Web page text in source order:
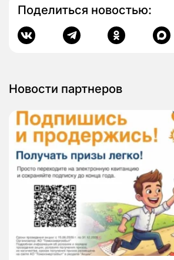
Поделиться новостью:
Новости партнеров